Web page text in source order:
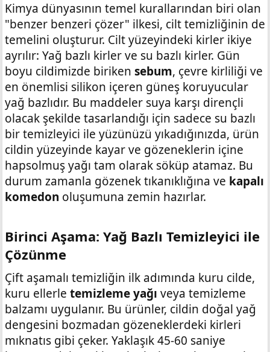
Kimya dünyasının temel kurallarından biri olan
"benzer benzeri çözer" ilkesi, cilt temizliğinin de
temelini oluşturur. Cilt yüzeyindeki kirler ikiye
ayrılır: Yağ bazlı kirler ve su bazlı kirler. Gün
boyu cildimizde biriken sebum, çevre kirliliği ve
en önemlisi silikon içeren güneş koruyucular
yağ bazlıdır. Bu maddeler suya karşı dirençli
olacak şekilde tasarlandığı için sadece su bazlı
bir temizleyici ile yüzünüzü yıkadığınızda, ürün
cildin yüzeyinde kayar ve gözeneklerin içine
hapsolmuş yağı tam olarak söküp atamaz. Bu
durum zamanla gözenek tıkanıklığına ve kapalı
komedon oluşumuna zemin hazırlar.
Birinci Aşama: Yağ Bazlı Temizleyici ile
Çözünme​
Çift aşamalı temizliğin ilk adımında kuru cilde,
kuru ellerle temizleme yağı veya temizleme
balzamı uygulanır. Bu ürünler, cildin doğal yağ
dengesini bozmadan gözeneklerdeki kirleri
mıknatıs gibi çeker. Yaklaşık 45-60 saniye